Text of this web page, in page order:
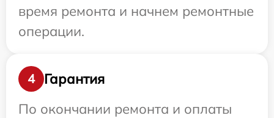
время ремонта и начнем ремонтные
операции.
4
Гарантия
По окончании ремонта и оплаты